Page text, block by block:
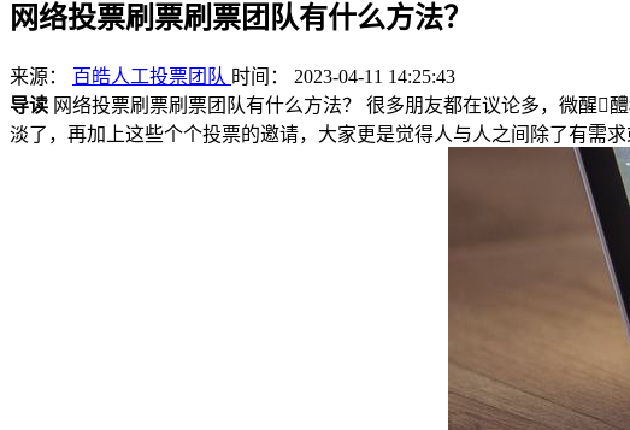
网络投票刷票刷票团队有什么方法？
来源： 百皓人工投票团队 时间： 2023-04-11 14:25:43
导读 网络投票刷票刷票团队有什么方法？ 很多朋友都在议论多，微醒
淡了，再加上这些个个投票的邀请，大家更是觉得人与人之间除了有需